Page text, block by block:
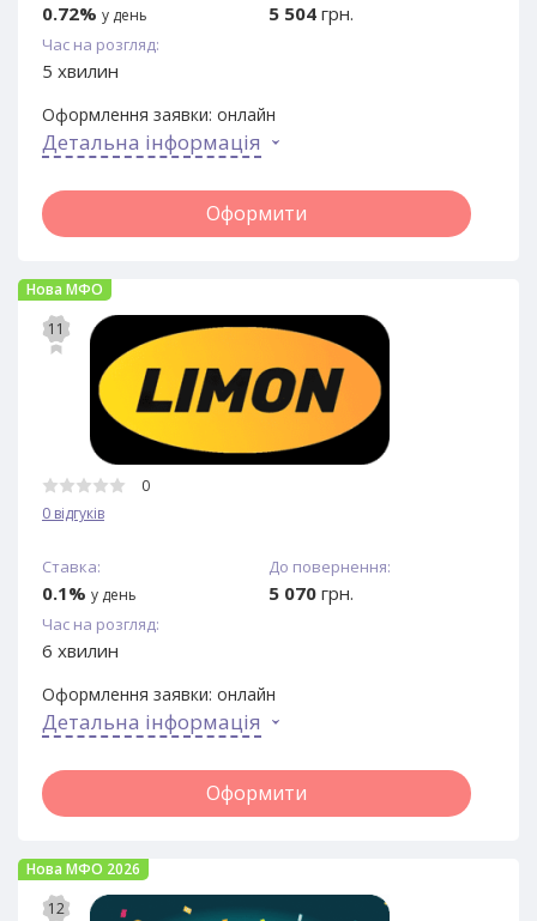
0.72% у день 5 504 грн.
Час на розгляд:
5 хвилин
Оформлення заявки: онлайн
Детальна інформація
Оформити
Нова МФО
11
0
0 відгуків
Ставка:
0.1% у день
До повернення:
5 070 грн.
Час на розгляд:
6 хвилин
Оформлення заявки: онлайн
Детальна інформація
Оформити
Нова МФО 2026
12